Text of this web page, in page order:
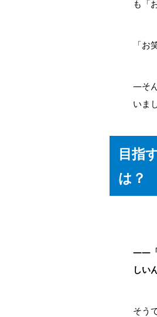
も「
「
―そ
いま
目指
は？
――「
しい
そう